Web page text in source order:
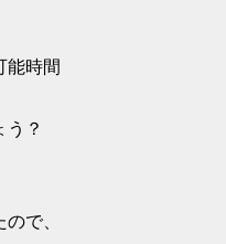
能時間
う？
で、